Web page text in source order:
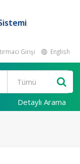
Girişi English
Detaylı Arama